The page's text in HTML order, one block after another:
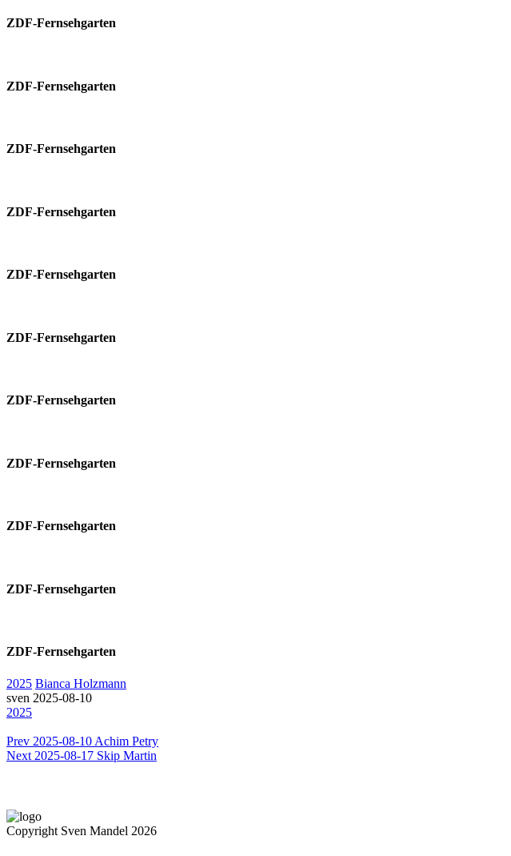
ZDF-Fernsehgarten
ZDF-Fernsehgarten
ZDF-Fernsehgarten
ZDF-Fernsehgarten
ZDF-Fernsehgarten
ZDF-Fernsehgarten
ZDF-Fernsehgarten
ZDF-Fernsehgarten
ZDF-Fernsehgarten
ZDF-Fernsehgarten
ZDF-Fernsehgarten
2025 Bianca Holzmann
sven 2025-08-10
2025
Prev 2025-08-10 Achim Petry
Next 2025-08-17 Skip Martin
Copyright Sven Mandel 2026